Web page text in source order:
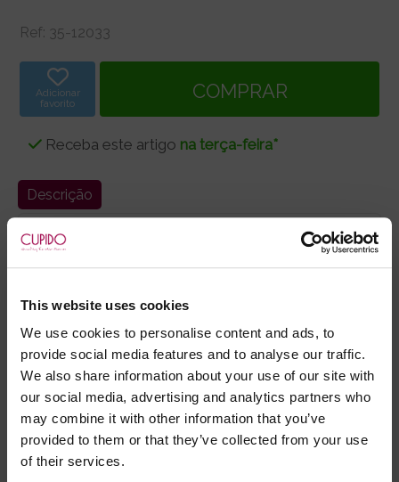
This website uses cookies
We use cookies to personalise content and ads, to
provide social media features and to analyse our traffic.
We also share information about your use of our site with
our social media, advertising and analytics partners who
may combine it with other information that you’ve
provided to them or that they’ve collected from your use
of their services.
Ref: 35-12033
Adicionar
favorito
Receba este artigo na terça-feira*
Descrição
7 cenas caseiras, 8 mulheres e sexo duro.Estas são
as filmagens que Rocco faz para saber se as
produções. Sexo real à boa moda do garanhão
- Duração: 91 min.
- Idiomas: Inglês/ Espanhol
- Legendas: Português
- Embalagens 100% discretas